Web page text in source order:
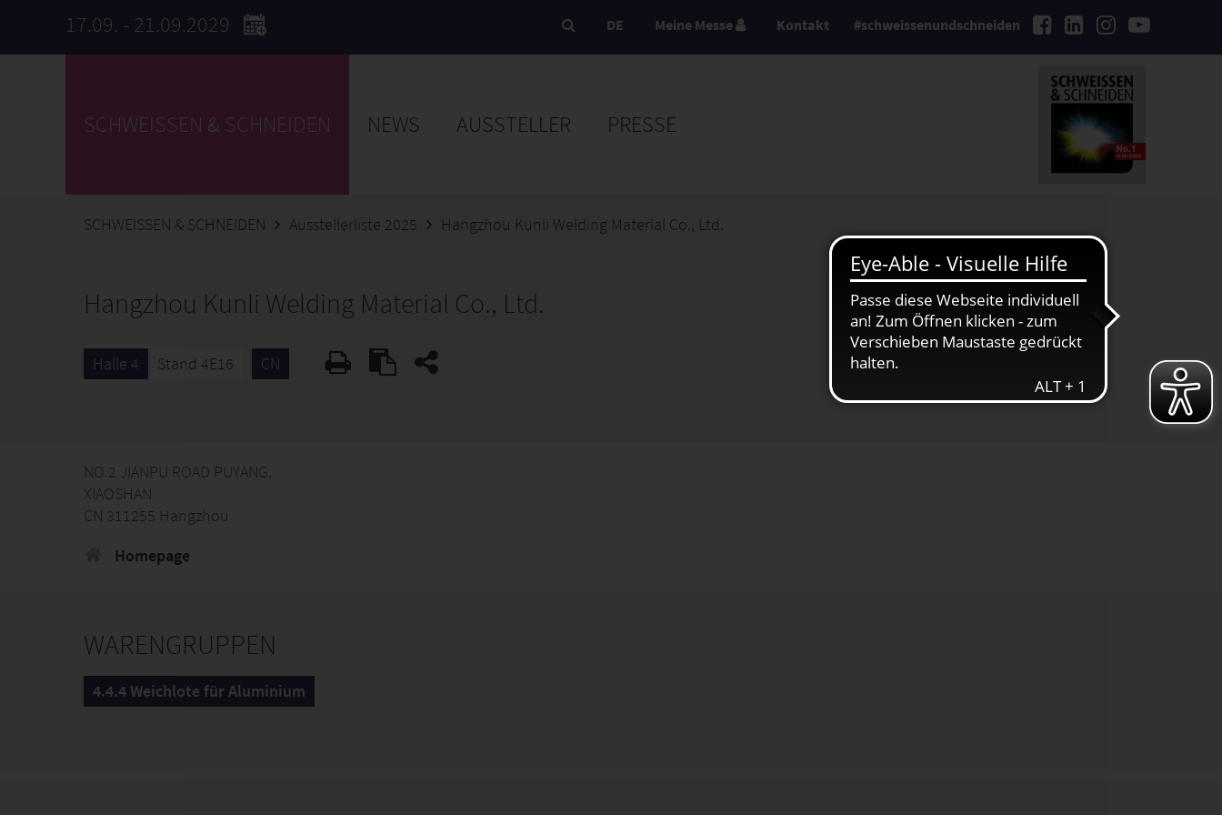
17.09. - 21.09.2029 #schweissenundschneiden
DE Meine Messe Kontakt
SCHWEISSEN & SCHNEIDEN NEWS AUSSTELLER PRESSE
SCHWEISSEN & SCHNEIDEN Ausstellerliste 2025 Hangzhou Kunli Welding Material Co., Ltd.
Hangzhou Kunli Welding Material Co., Ltd.
Halle 4 Stand 4E16 CN
NO.2 JIANPU ROAD PUYANG,
XIAOSHAN
CN 311255 Hangzhou
Homepage
WARENGRUPPEN
4.4.4 Weichlote für Aluminium